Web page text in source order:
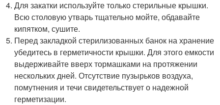
Для закатки используйте только стерильные крышки.
Всю столовую утварь тщательно мойте, обдавайте
кипятком, сушите.
Перед закладкой стерилизованных банок на хранение
убедитесь в герметичности крышки. Для этого емкости
выдерживайте вверх тормашками на протяжении
нескольких дней. Отсутствие пузырьков воздуха,
помутнения и течи свидетельствует о надежной
герметизации.